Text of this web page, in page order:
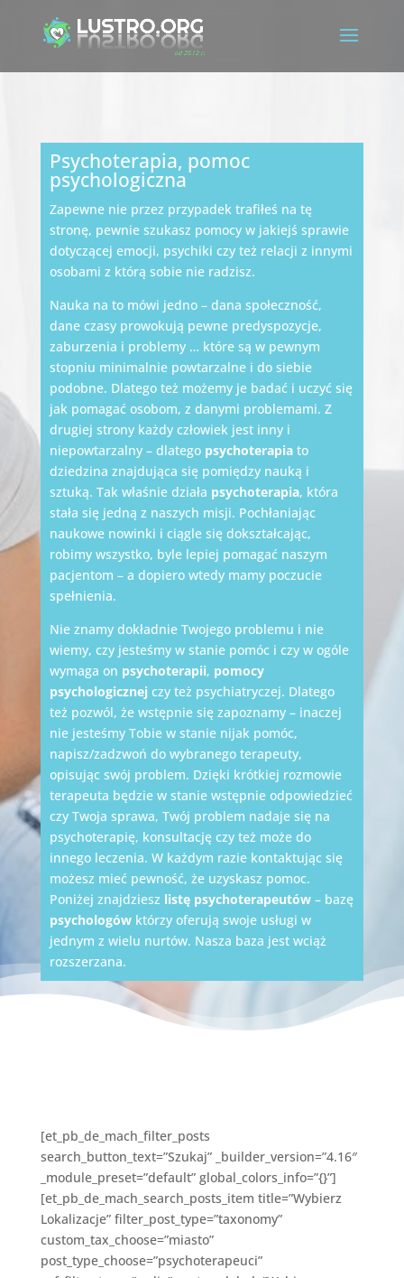
Psychoterapia, pomoc
psychologiczna
Zapewne nie przez przypadek trafiłeś na tę
stronę, pewnie szukasz pomocy w jakiejś sprawie
dotyczącej emocji, psychiki czy też relacji z innymi
osobami z którą sobie nie radzisz.
Nauka na to mówi jedno – dana społeczność,
dane czasy prowokują pewne predyspozycje,
zaburzenia i problemy … które są w pewnym
stopniu minimalnie powtarzalne i do siebie
podobne. Dlatego też możemy je badać i uczyć się
jak pomagać osobom, z danymi problemami. Z
drugiej strony każdy człowiek jest inny i
niepowtarzalny – dlatego psychoterapiato
dziedzina znajdująca się pomiędzy nauką i
sztuką. Tak właśnie działa psychoterapia, która
stała się jedną z naszych misji. Pochłaniając
naukowe nowinki i ciągle się dokształcając,
robimy wszystko, byle lepiej pomagać naszym
pacjentom – a dopiero wtedy mamy poczucie
spełnienia.
Nie znamy dokładnie Twojego problemu i nie
wiemy, czy jesteśmy w stanie pomóc i czy w ogóle
wymaga on psychoterapii, pomocy
psychologicznejczy też psychiatryczej. Dlatego
też pozwól, że wstępnie się zapoznamy – inaczej
nie jesteśmy Tobie w stanie nijak pomóc,
napisz/zadzwoń do wybranego terapeuty,
opisując swój problem. Dzięki krótkiej rozmowie
terapeuta będzie w stanie wstępnie odpowiedzieć
czy Twoja sprawa, Twój problem nadaje się na
psychoterapię, konsultację czy też może do
innego leczenia. W każdym razie kontaktując się
możesz mieć pewność, że uzyskasz pomoc.
Poniżej znajdziesz listę psychoterapeutów– bazę
psychologówktórzy oferują swoje usługi w
jednym z wielu nurtów. Nasza baza jest wciąż
rozszerzana.
[et_pb_de_mach_filter_posts
search_button_text=”Szukaj” _builder_version=”4.16″
_module_preset=”default” global_colors_info=”{}”]
[et_pb_de_mach_search_posts_item title=”Wybierz
Lokalizacje” filter_post_type=”taxonomy”
custom_tax_choose=”miasto”
post_type_choose=”psychoterapeuci”